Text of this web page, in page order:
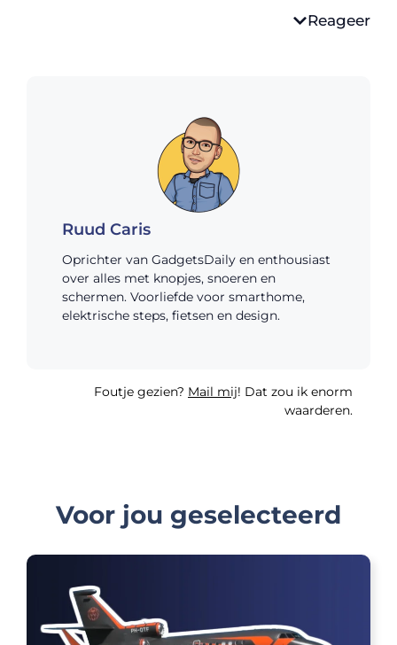
Reageer
Ruud Caris
Oprichter van GadgetsDaily en enthousiast
over alles met knopjes, snoeren en
schermen. Voorliefde voor smarthome,
elektrische steps, fietsen en design.
Foutje gezien? Mail mij! Dat zou ik enorm
waarderen.
Voor jou geselecteerd